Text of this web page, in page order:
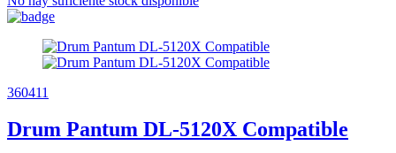
360411
Drum Pantum DL-5120X Compatible